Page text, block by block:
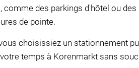
comme des parkings d'hôtel ou
de pointe.
choisissiez un stationnement
temps à Korenmarkt sans